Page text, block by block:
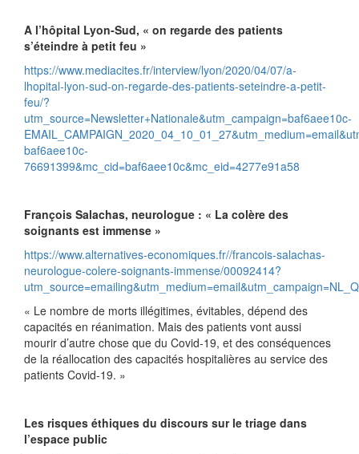
A l’hôpital Lyon‐Sud, « on regarde des patients
s’éteindre à petit feu »
https://www.mediacites.fr/interview/lyon/2020/04/07/a-
lhopital-lyon-sud-on-regarde-des-patients-seteindre-a-petit-
feu/?
utm_source=Newsletter+Nationale&utm_campaign=baf6aee10c-
baf6aee10c-
76691399&mc_cid=baf6aee10c&mc_eid=4277e91a58
François Salachas, neurologue : « La colère des
soignants est immense »
https://www.alternatives-economiques.fr//francois-salachas-
neurologue-colere-soignants-immense/00092414?
« Le nombre de morts illégitimes, évitables, dépend des
capacités en réanimation. Mais des patients vont aussi
mourir d’autre chose que du Covid-19, et des conséquences
de la réallocation des capacités hospitalières au service des
patients Covid-19. »
Les risques éthiques du discours sur le triage dans
l’espace public